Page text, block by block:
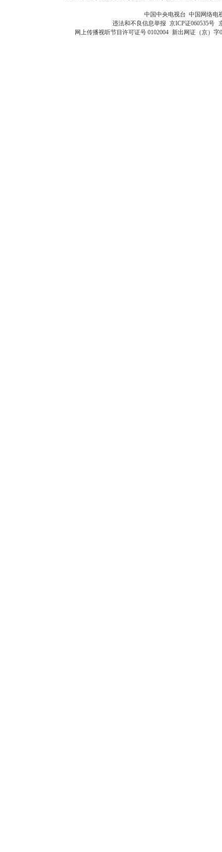
中国中央电视台 中国网络电
违法和不良信息举报 京ICP证060535号
网上传播视听节目许可证号 0102004 新出网证（京）